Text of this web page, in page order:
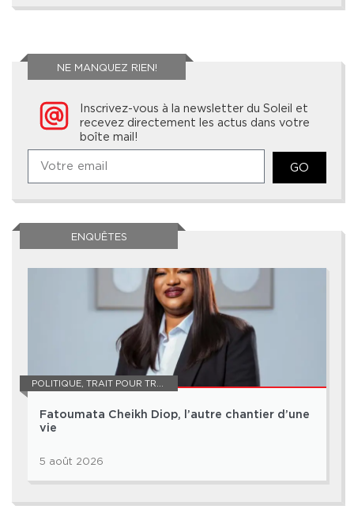
NE MANQUEZ RIEN!
Inscrivez-vous à la newsletter du Soleil et
recevez directement les actus dans votre
boîte mail!
GO
ENQUÊTES
POLITIQUE, TRAIT POUR TRAIT
Fatoumata Cheikh Diop, l’autre chantier d’une
vie
5 août 2026